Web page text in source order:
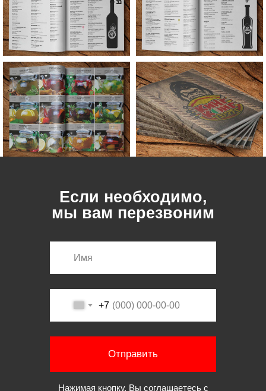
Если необходимо,
мы вам перезвоним
Нажимая кнопку, Вы соглашаетесь с
+7
Отправить